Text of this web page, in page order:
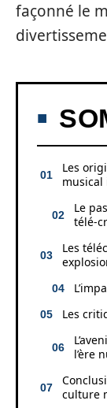
façonné le
Les
Le
télé-
Les
Les
l’ère
culture